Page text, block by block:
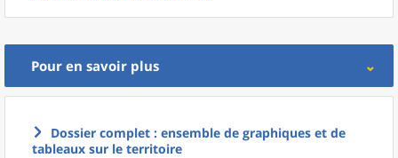
Pour en savoir plus
Dossier complet : ensemble de graphiques et de
tableaux sur le territoire